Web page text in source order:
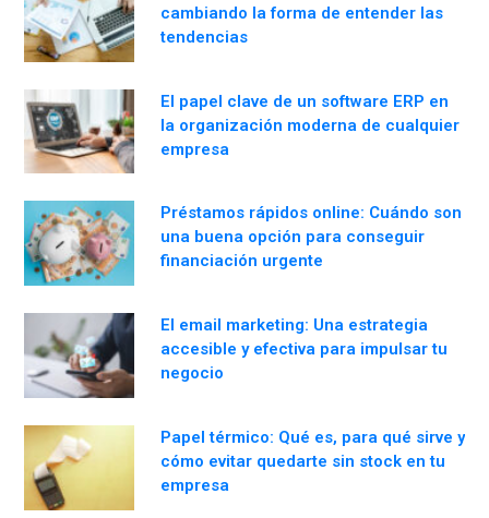
cambiando la forma de entender las
tendencias
El papel clave de un software ERP en
la organización moderna de cualquier
empresa
Préstamos rápidos online: Cuándo son
una buena opción para conseguir
financiación urgente
El email marketing: Una estrategia
accesible y efectiva para impulsar tu
negocio
Papel térmico: Qué es, para qué sirve y
cómo evitar quedarte sin stock en tu
empresa